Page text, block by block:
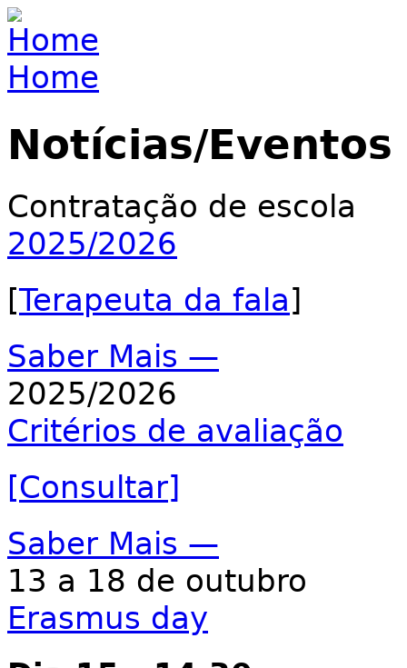
Jump to navigation
You are here
Home
Notícias/Eventos
Contratação de escola
2025/2026
[Terapeuta da fala]
Saber Mais —
2025/2026
Critérios de avaliação
[Consultar]
Saber Mais —
13 a 18 de outubro
Erasmus day